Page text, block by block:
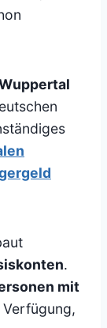
.
mit
Verfügung,